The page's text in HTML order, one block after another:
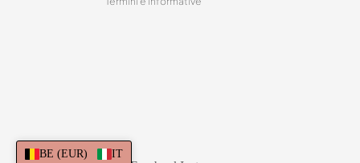
BE (EUR) IT